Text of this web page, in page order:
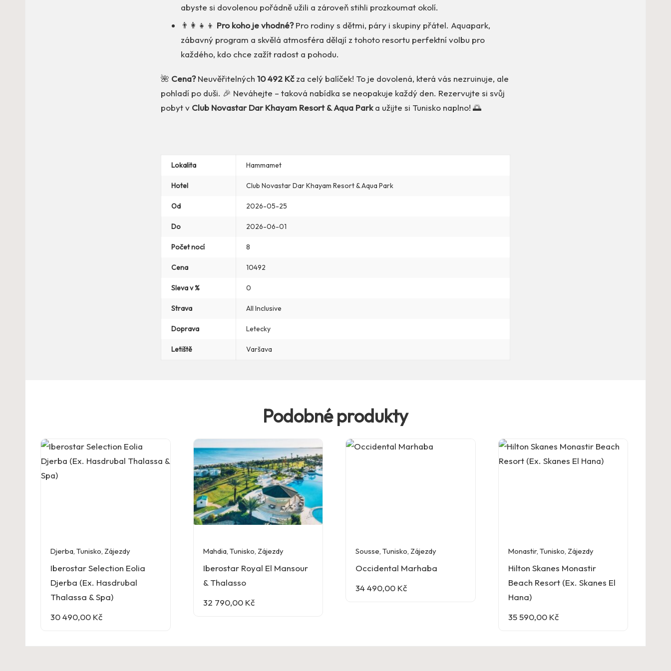
abyste si dovolenou pořádně užili a zároveň stihli prozkoumat okolí.
👨‍👩‍👧‍👦 Pro koho je vhodné?Pro rodiny s dětmi, páry i skupiny přátel. Aquapark,
zábavný program a skvělá atmosféra dělají z tohoto resortu perfektní volbu pro
každého, kdo chce zažít radost a pohodu.
🌺 Cena?Neuvěřitelných 10 492 Kčza celý balíček! To je dovolená, která vás nezruinuje, ale
pohladí po duši. 🎉 Neváhejte – taková nabídka se neopakuje každý den. Rezervujte si svůj
pobyt v Club Novastar Dar Khayam Resort & Aqua Parka užijte si Tunisko naplno! 🌅
Lokalita Hammamet
Hotel Club Novastar Dar Khayam Resort & Aqua Park
Od 2026-05-25
Do 2026-06-01
Počet nocí 8
Cena 10492
Sleva v % 0
Strava All Inclusive
Doprava Letecky
Letiště Varšava
Podobné produkty
Djerba, Tunisko, Zájezdy
Iberostar Selection Eolia
Djerba (Ex. Hasdrubal
Thalassa & Spa)
30 490,00 Kč
Mahdia, Tunisko, Zájezdy
Iberostar Royal El Mansour
& Thalasso
32 790,00 Kč
Sousse,Tunisko, Zájezdy
Occidental Marhaba
34 490,00 Kč
Monastir, Tunisko, Zájezdy
Hilton Skanes Monastir
Beach Resort (Ex. Skanes El
Hana)
35 590,00 Kč